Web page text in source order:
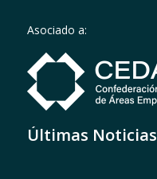
Asociado a:
Últimas Noticias